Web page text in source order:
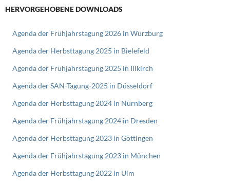
HERVORGEHOBENE DOWNLOADS
Agenda der Frühjahrstagung 2026 in Würzburg
Agenda der Herbsttagung 2025 in Bielefeld
Agenda der Frühjahrstagung 2025 in Illkirch
Agenda der SAN-Tagung-2025 in Düsseldorf
Agenda der Herbsttagung 2024 in Nürnberg
Agenda der Frühjahrstagung 2024 in Dresden
Agenda der Herbsttagung 2023 in Göttingen
Agenda der Frühjahrstagung 2023 in München
Agenda der Herbsttagung 2022 in Ulm